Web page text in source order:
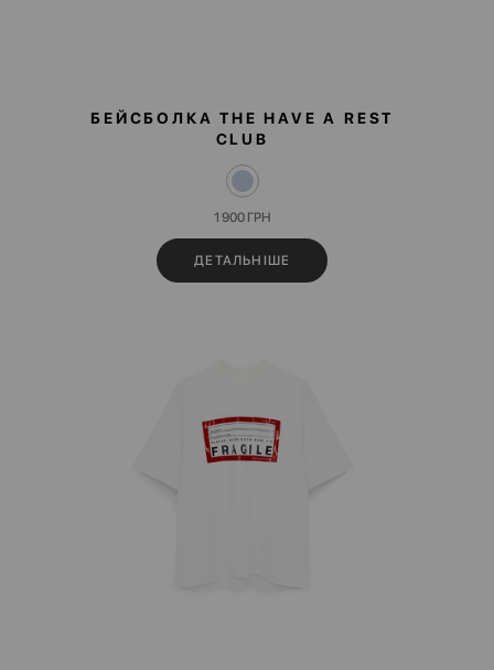
БЕЙСБОЛКА THE HAVE A REST
CLUB
1 900 ГРН
ДЕТАЛЬНІШЕ